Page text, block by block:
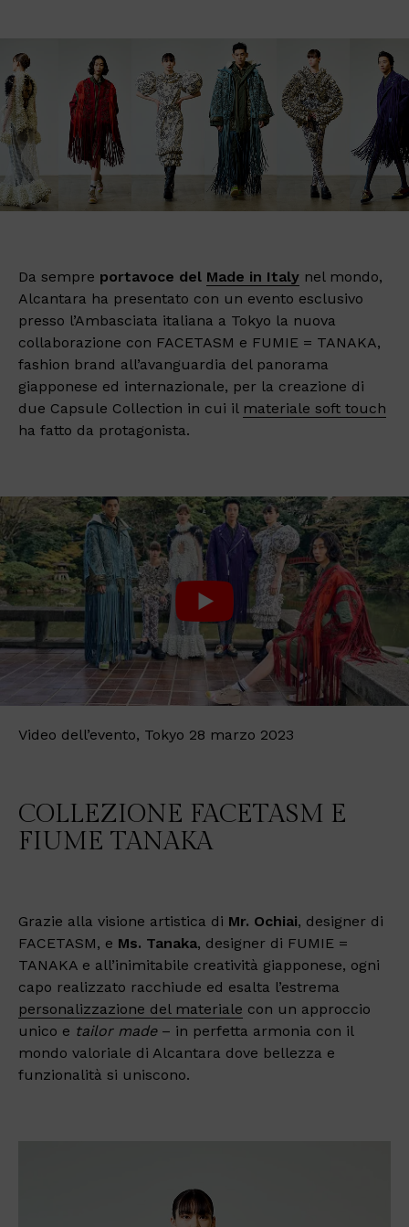
Da sempre portavoce del Made in Italy nel mondo,
Alcantara ha presentato con un evento esclusivo
presso l’Ambasciata italiana a Tokyo la nuova
collaborazione con FACETASM e FUMIE = TANAKA,
fashion brand all’avanguardia del panorama
giapponese ed internazionale, per la creazione di
due Capsule Collection in cui il materiale soft touch
ha fatto da protagonista.
Video dell’evento, Tokyo 28 marzo 2023
COLLEZIONE FACETASM E
FIUME TANAKA
Grazie alla visione artistica di Mr. Ochiai, designer di
FACETASM, e Ms. Tanaka, designer di FUMIE =
TANAKA e all’inimitabile creatività giapponese, ogni
capo realizzato racchiude ed esalta l’estrema
personalizzazione del materiale con un approccio
unico e tailor made– in perfetta armonia con il
mondo valoriale di Alcantara dove bellezza e
funzionalità si uniscono.